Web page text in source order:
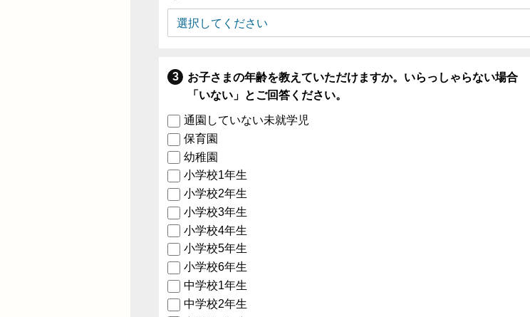
お子さまの年齢を教えていただけますか。いらっしゃらない場合
「いない」とご回答ください。
通園していない未就学児
保育園
幼稚園
小学校1年生
小学校2年生
小学校3年生
小学校4年生
小学校5年生
小学校6年生
中学校1年生
中学校2年生